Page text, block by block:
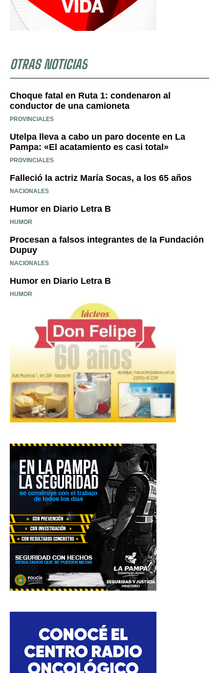
OTRAS NOTICIAS
Choque fatal en Ruta 1: condenaron al
conductor de una camioneta
PROVINCIALES
Utelpa lleva a cabo un paro docente en La
Pampa: «El acatamiento es casi total»
PROVINCIALES
Falleció la actriz María Socas, a los 65 años
NACIONALES
Humor en Diario Letra B
HUMOR
Procesan a falsos integrantes de la Fundación
Dupuy
NACIONALES
Humor en Diario Letra B
HUMOR